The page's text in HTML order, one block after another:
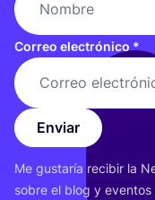
Correo electrónico *
Enviar
Me gus­ta­ría reci­bir la
sobre el blog y